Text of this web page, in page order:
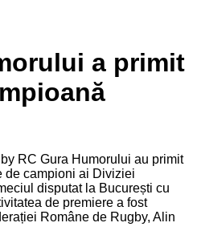
a primit
RC Gura Humorului au primit
de campioni ai Diviziei
disputat la București cu
de premiere a fost
Române de Rugby, Alin